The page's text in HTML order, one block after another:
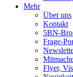
Mehr
Über uns
Kontakt
5BN-
Frage-
Flyer,